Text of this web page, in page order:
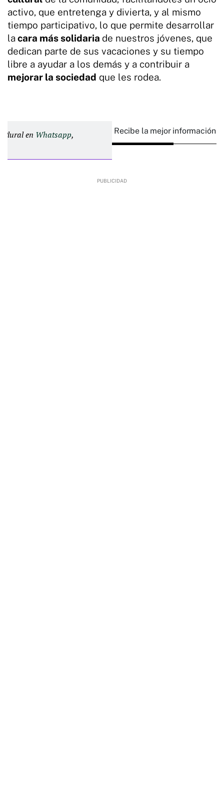
activo, que entretenga y divierta, y al mismo
tiempo participativo, lo que permite desarrollar
la cara más solidaria de nuestros jóvenes, que
dedican parte de sus vacaciones y su tiempo
libre a ayudar a los demás y a contribuir a
mejorar la sociedad que les rodea.
Plural en Whatsapp, Recibe la mejor información